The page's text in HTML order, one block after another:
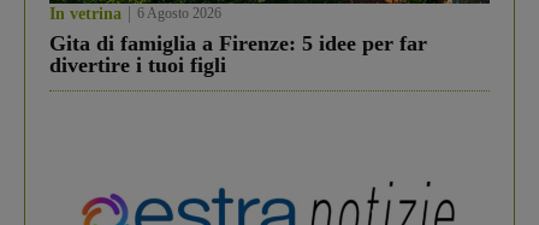
In vetrina 6 Agosto 2026
Gita di famiglia a Firenze: 5 idee per far
divertire i tuoi figli